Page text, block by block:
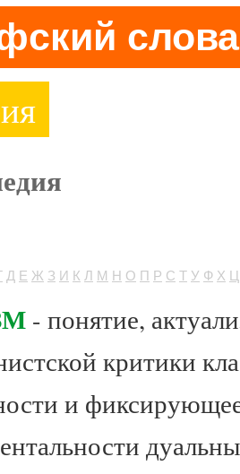
Д Е Ж З И К Л М Н О П Р С Т У Ф Х Ц
- понятие,
критики
и